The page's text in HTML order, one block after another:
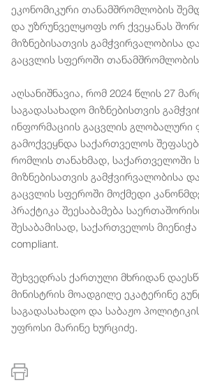
ეკონომიკური თანამშრომლობის
და უზრუნველყოფს ორ ქვეყანას
მიზნებისათვის გამჭვირვალობისა
გაცვლის სფეროში თანამშრომლობის
აღსანიშნავია, რომ 2024 წლის 27
საგადასახადო მიზნებისთვის
ინფორმაციის გაცვლის გლობალური
გამოქვეყნდა საქართველოს
რომლის თანახმად, საქართველოში
მიზნებისათვის გამჭვირვალობისა
გაცვლის სფეროში მოქმედი
პრაქტიკა შეესაბამება
შესაბამისად, საქართველოს მიენიჭა
compliant.
შეხვედრას ქართული მხრიდან
მინისტრის მოადგილე ეკატერინე
საგადასახადო და საბაჟო
უფროსი მარინე ხურციძე.